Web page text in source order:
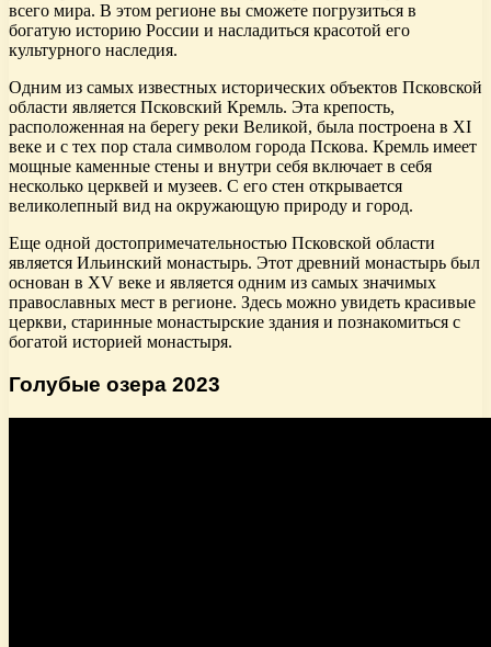
всего мира. В этом регионе вы сможете погрузиться в
богатую историю России и насладиться красотой его
культурного наследия.
Одним из самых известных исторических объектов Псковской
области является Псковский Кремль. Эта крепость,
расположенная на берегу реки Великой, была построена в XI
веке и с тех пор стала символом города Пскова. Кремль имеет
мощные каменные стены и внутри себя включает в себя
несколько церквей и музеев. С его стен открывается
великолепный вид на окружающую природу и город.
Еще одной достопримечательностью Псковской области
является Ильинский монастырь. Этот древний монастырь был
основан в XV веке и является одним из самых значимых
православных мест в регионе. Здесь можно увидеть красивые
церкви, старинные монастырские здания и познакомиться с
богатой историей монастыря.
Голубые озера 2023